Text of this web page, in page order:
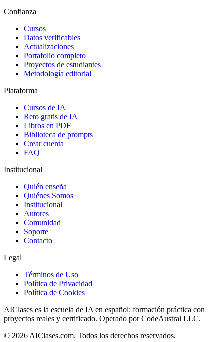
Confianza
Cursos
Datos verificables
Actualizaciones
Portafolio completo
Proyectos de estudiantes
Metodología editorial
Plataforma
Cursos de IA
Reto gratis de IA
Libros en PDF
Biblioteca de prompts
Crear cuenta
FAQ
Institucional
Quién enseña
Quiénes Somos
Institucional
Autores
Comunidad
Soporte
Contacto
Legal
Términos de Uso
Política de Privacidad
Política de Cookies
AIClases es la escuela de IA en español: formación práctica con
proyectos reales y certificado. Operado por CodeAustral LLC.
© 2026 AIClases.com. Todos los derechos reservados.